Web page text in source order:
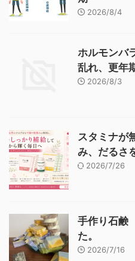
2026/8/4
ホルモンバ
乱れ、更年
2026/8/3
スタミナが
み、だるさ
2026/7/26
手作り石鹸
た。
2026/7/16